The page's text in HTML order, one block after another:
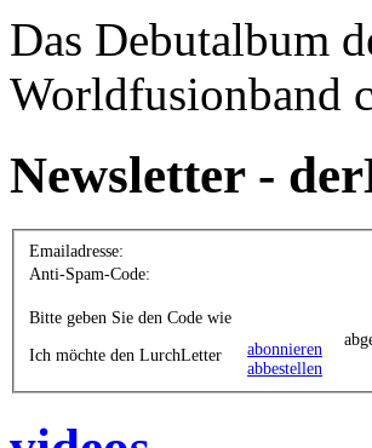
Das Debutalbum
Worldfusionband
Newsletter -
Emailadresse:
Anti-Spam-Code:
Bitte geben Sie den Code wie
Ich möchte den LurchLetter
abonnieren
abbestellen